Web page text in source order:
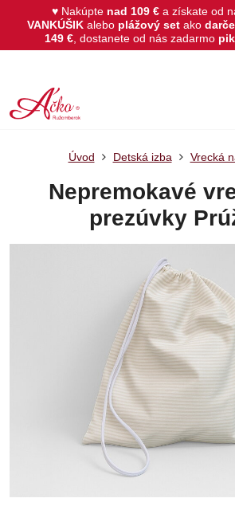
♥ Nakúpte nad 109 € a získate od
VANKÚŠIKalebo plážový set ako
149 € , dostanete od nás zadarmo
Úvod Detská izba Vrecká
Nepremokavé
prezúvky